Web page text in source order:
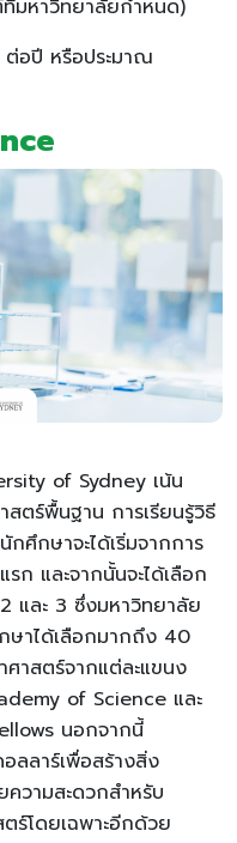
หาวิทยาลัยกำหนด)
อปี หรือประมาณ
of Sydney เน้น
สตร์พื้นฐาน การเรียนรู้วิธี
กศึกษาจะได้เริ่มจากการ
ก และจากนั้นจะได้เลือก
2 และ 3 ซึ่งมหาวิทยาลัย
ษาได้เลือกมากถึง 40
าสตร์จากแต่ละแขนง
of Science และ
นอกจากนี้
ลลาร์เพื่อสร้างสิ่ง
ความสะดวกสำหรับ
โดยเฉพาะอีกด้วย